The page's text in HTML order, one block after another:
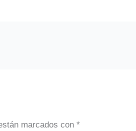
marcados con *